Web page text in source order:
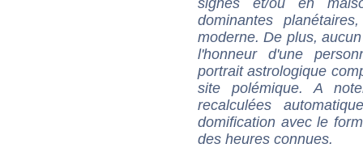
dominantes
moderne. De plus,
l'honneur d'une
portrait astrologique
site polémique. A
recalculées
domification avec le
des heures connues.